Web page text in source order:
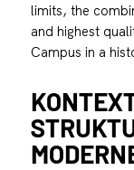
limits, the
and highest
Campus in a